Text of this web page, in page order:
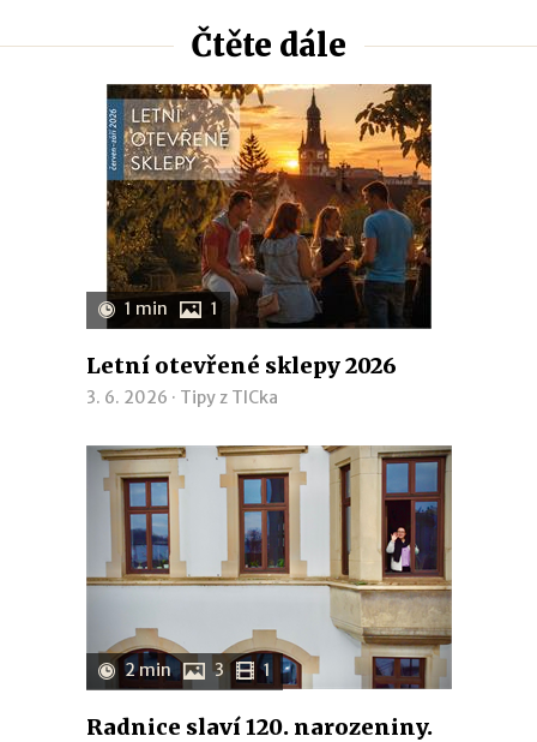
Čtěte dále
1 min 1
Letní otevřené sklepy 2026
3. 6. 2026 · Tipy z TICka
2 min 3 1
Radnice slaví 120. narozeniny.